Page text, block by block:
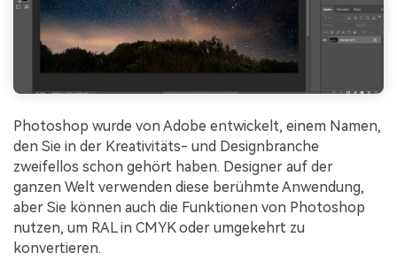
Photoshop wurde von Adobe entwickelt, einem Namen,
den Sie in der Kreativitäts- und Designbranche
zweifellos schon gehört haben. Designer auf der
ganzen Welt verwenden diese berühmte Anwendung,
aber Sie können auch die Funktionen von Photoshop
nutzen, um RAL in CMYK oder umgekehrt zu
konvertieren.